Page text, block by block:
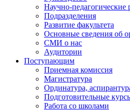
Научно-педагогические
Подразделения
Развитие факультета
Основные сведения об
СМИ о нас
Аудитории
Поступающим
Приемная комиссия
Магистратура
Ординатура,
Подготовительные
Работа со школами